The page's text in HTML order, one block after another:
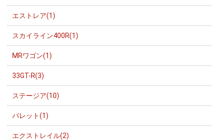
エストレア(1)
スカイライン400R(1)
MRワゴン(1)
33GT-R(3)
ステージア(10)
パレット(1)
エクストレイル(2)